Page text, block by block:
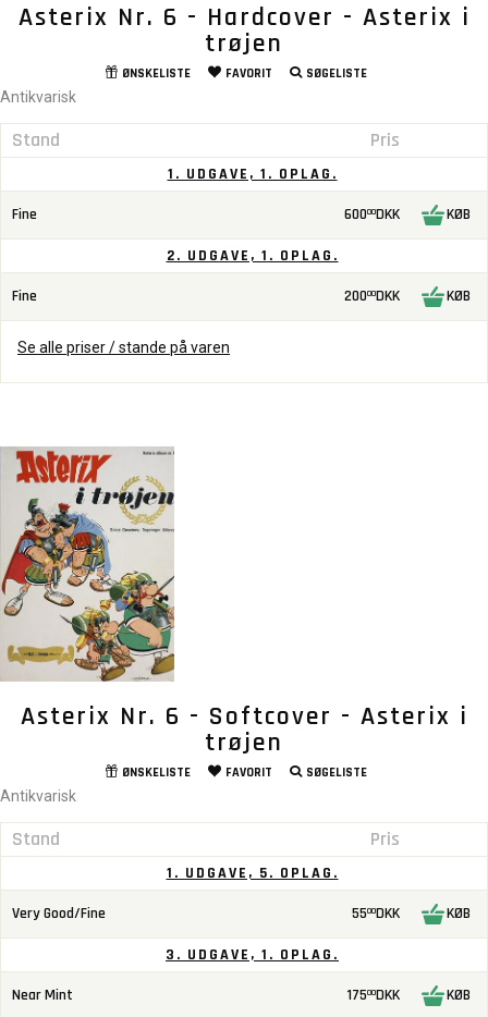
Asterix Nr. 6 - Hardcover - Asterix i
trøjen
ØNSKELISTE FAVORIT SØGELISTE
Antikvarisk
Stand Pris
1. UDGAVE, 1. OPLAG.
Fine 60000DKK KØB
2. UDGAVE, 1. OPLAG.
Fine 20000DKK KØB
Se alle priser / stande på varen
Asterix Nr. 6 - Softcover - Asterix i
trøjen
ØNSKELISTE FAVORIT SØGELISTE
Antikvarisk
Stand Pris
1. UDGAVE, 5. OPLAG.
Very Good/Fine 5500DKK KØB
3. UDGAVE, 1. OPLAG.
Near Mint 17500DKK KØB